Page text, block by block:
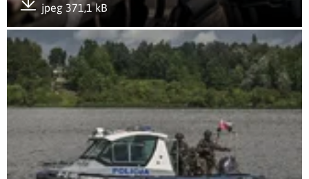
jpeg 371,1 kB
Pobierz załącznik
Otwórz załącznik Ognista Burza 26 3